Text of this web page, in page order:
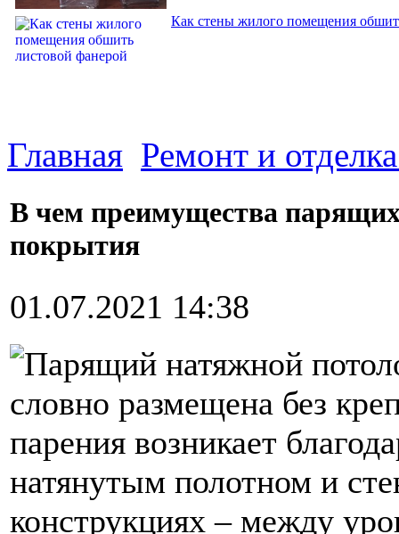
Как стены жилого помещения
Главная Ремонт и
В чем преимущества
покрытия
01.07.2021 14:38
Парящий натяжной
словно размещена без
парения возникает
натянутым полотном и
конструкциях – между